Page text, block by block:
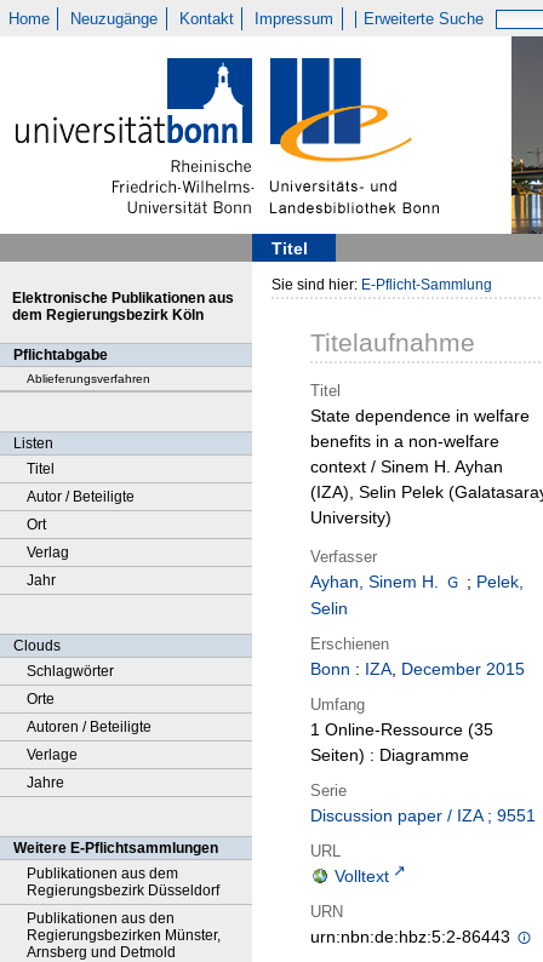
Home Neuzugänge Kontakt Impressum Erweiterte Suche
Titel
Elektronische Publikationen aus
dem Regierungsbezirk Köln
Pflichtabgabe
Ablieferungsverfahren
Listen
Titel
Autor / Beteiligte
Ort
Verlag
Jahr
Clouds
Schlagwörter
Orte
Autoren / Beteiligte
Verlage
Jahre
Weitere E-Pflichtsammlungen
Publikationen aus dem
Regierungsbezirk Düsseldorf
Publikationen aus den
Regierungsbezirken Münster,
Arnsberg und Detmold
Sie sind hier: E-Pflicht-Sammlung
Titelaufnahme
Titel
State dependence in welfare
benefits in a non-welfare
context / Sinem H. Ayhan
(IZA), Selin Pelek
University)
Verfasser
Ayhan, Sinem H. ; Pelek,
Selin
Erschienen
Bonn : IZA, December 2015
Umfang
1 Online-Ressource (35
Seiten) : Diagramme
Serie
Discussion paper / IZA ; 9551
URL
Volltext
URN
urn:nbn:de:hbz:5:2-86443